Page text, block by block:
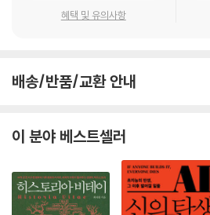
합조단의 해석
- 김소구, 법지진학을 통한 기뢰설
- 김황수, 음향학적 해석과 잠수함충돌설
논란의 돌출, 버블 주기
합조단과 버블 주기
리오를 구성하는 “증거” 또는 “과학적 사실
표 이후에 그 이면으로 사라져 보이지 않듯
안한 것으로, 합조단 조사활동 결과물 이면
되짚는다는 의미에서 책의 제목에 사용됐다.
이 책은 여러 문헌 분석과 인터뷰, 현지 관찰
한 다국적 민군 합동조사단의 『천안함 피격
혜택 및 유의사항
배송/반품/교환 안내
이 분야 베스트셀러